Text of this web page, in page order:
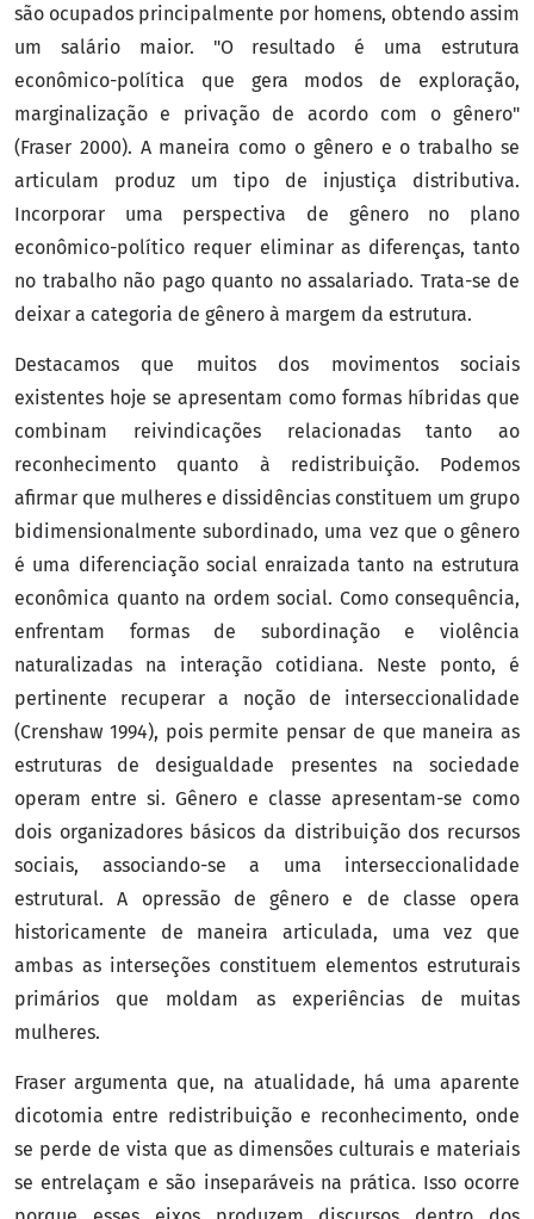
são ocupados principalmente por homens, obtendo assim
um salário maior. "O resultado é uma estrutura
econômico-política que gera modos de exploração,
marginalização e privação de acordo com o gênero"
(Fraser 2000). A maneira como o gênero e o trabalho se
articulam produz um tipo de injustiça distributiva.
Incorporar uma perspectiva de gênero no plano
econômico-político requer eliminar as diferenças, tanto
no trabalho não pago quanto no assalariado. Trata-se de
deixar a categoria de gênero à margem da estrutura.
Destacamos que muitos dos movimentos sociais
existentes hoje se apresentam como formas híbridas que
combinam reivindicações relacionadas tanto ao
reconhecimento quanto à redistribuição. Podemos
afirmar que mulheres e dissidências constituem um grupo
bidimensionalmente subordinado, uma vez que o gênero
é uma diferenciação social enraizada tanto na estrutura
econômica quanto na ordem social. Como consequência,
enfrentam formas de subordinação e violência
naturalizadas na interação cotidiana. Neste ponto, é
pertinente recuperar a noção de interseccionalidade
(Crenshaw 1994), pois permite pensar de que maneira as
estruturas de desigualdade presentes na sociedade
operam entre si. Gênero e classe apresentam-se como
dois organizadores básicos da distribuição dos recursos
sociais, associando-se a uma interseccionalidade
estrutural. A opressão de gênero e de classe opera
historicamente de maneira articulada, uma vez que
ambas as interseções constituem elementos estruturais
primários que moldam as experiências de muitas
mulheres.
Fraser argumenta que, na atualidade, há uma aparente
dicotomia entre redistribuição e reconhecimento, onde
se perde de vista que as dimensões culturais e materiais
se entrelaçam e são inseparáveis na prática. Isso ocorre